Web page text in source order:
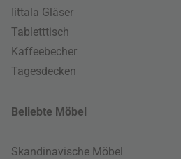
Iittala Gläser
Tabletttisch
Kaffeebecher
Tagesdecken
Beliebte Möbel
Skandinavische Möbel